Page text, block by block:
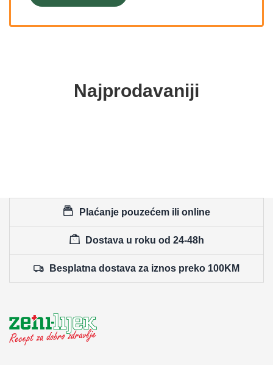
Najprodavaniji
Plaćanje pouzećem ili online
Dostava u roku od 24-48h
Besplatna dostava za iznos preko 100KM